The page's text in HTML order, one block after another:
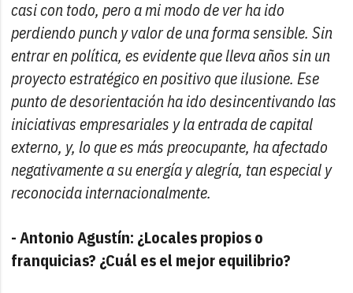
casi con todo, pero a mi modo de ver ha ido
perdiendo punch y valor de una forma sensible. Sin
entrar en política, es evidente que lleva años sin un
proyecto estratégico en positivo que ilusione. Ese
punto de desorientación ha ido desincentivando las
iniciativas empresariales y la entrada de capital
externo, y, lo que es más preocupante, ha afectado
negativamente a su energía y alegría, tan especial y
reconocida internacionalmente.
- Antonio Agustín: ¿Locales propios o
franquicias? ¿Cuál es el mejor equilibrio?